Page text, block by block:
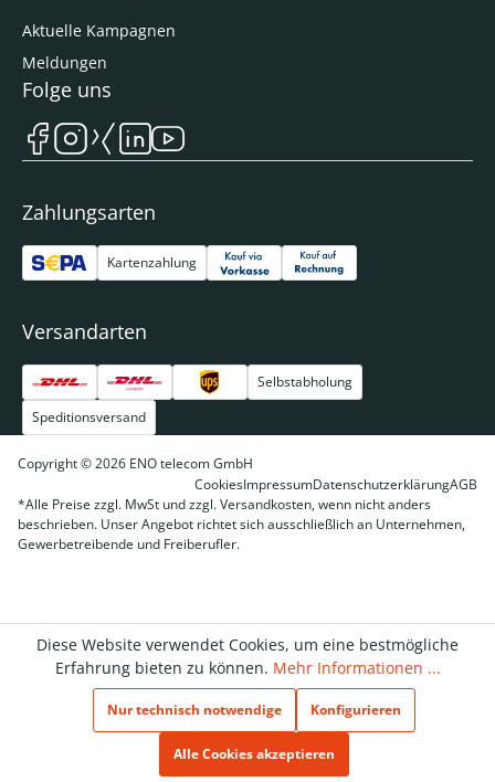
Aktuelle Kampagnen
Meldungen
Zahlungsarten
Kartenzahlung
Versandarten
Selbstabholung
Speditionsversand
Folge uns
Copyright © 2026 ENO telecom GmbH
CookiesImpressumDatenschutzerklärungAGB
*Alle Preise zzgl. MwSt und zzgl. Versandkosten, wenn nicht anders
beschrieben. Unser Angebot richtet sich ausschließlich an Unternehmen,
Gewerbetreibende und Freiberufler.
Diese Website verwendet Cookies, um eine bestmögliche
Erfahrung bieten zu können. Mehr Informationen ...
Nur technisch notwendige Konfigurieren
Alle Cookies akzeptieren